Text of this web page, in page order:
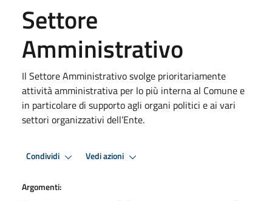
Settore
Amministrativo
Il Settore Amministrativo svolge prioritariamente
attività amministrativa per lo più interna al Comune e
in particolare di supporto agli organi politici e ai vari
settori organizzativi dell’Ente.
Condividi Vedi azioni
Argomenti: